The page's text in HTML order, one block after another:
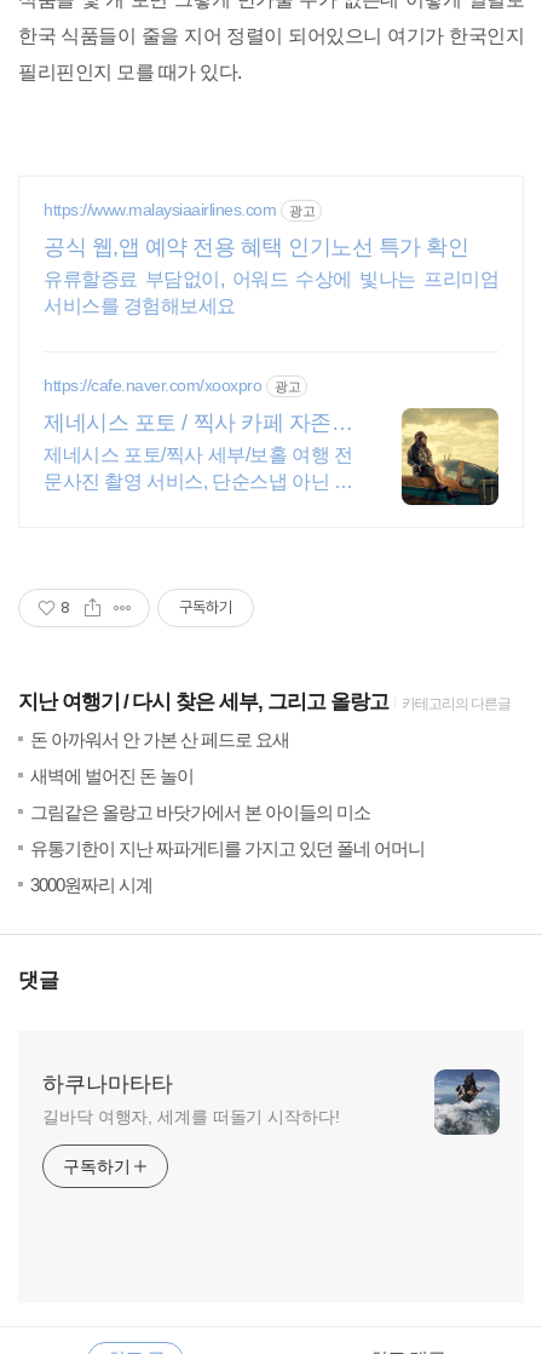
한국 식품들이 줄을 지어 정렬이 되어있으니 여기가 한국인지
필리핀인지 모를 때가 있다.
https://www.malaysiaairlines.com 광고
공식 웹,앱 예약 전용 혜택 인기노선 특가 확인
유류할증료 부담없이, 어워드 수상에 빛나는 프리미엄
서비스를 경험해보세요
https://cafe.naver.com/xooxpro 광고
제네시스 포토 / 찍사 카페 자존심
강한 촬영만 고집!
제네시스 포토/찍사 세부/보홀 여행 전
문사진 촬영 서비스, 단순스냅 아닌 전
8 구독하기
지난 여행기 다시 찾은 세부, 그리고 올랑고 카테고리의 다른글
돈 아까워서 안 가본 산 페드로 요새
새벽에 벌어진 돈 놀이
그림같은 올랑고 바닷가에서 본 아이들의 미소
유통기한이 지난 짜파게티를 가지고 있던 폴네 어머니
3000원짜리 시계
댓글
하쿠나마타타
길바닥 여행자, 세계를 떠돌기 시작하다!
구독하기
RECENTLY